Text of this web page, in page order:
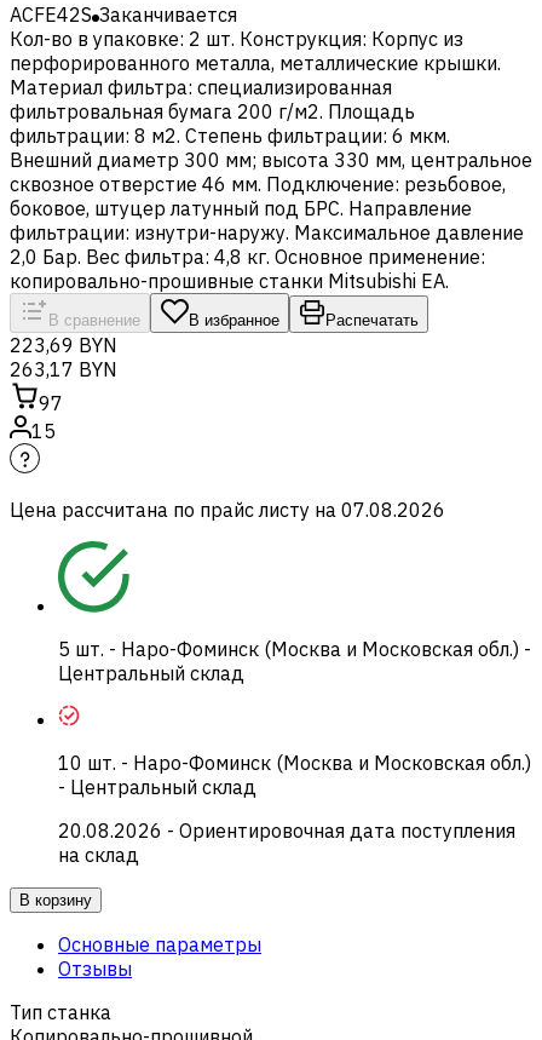
ACFE42S Заканчивается
Кол-во в упаковке: 2 шт. Конструкция: Корпус из
перфорированного металла, металлические крышки.
Материал фильтра: специализированная
фильтровальная бумага 200 г/м2. Площадь
фильтрации: 8 м2. Степень фильтрации: 6 мкм.
Внешний диаметр 300 мм; высота 330 мм, центральное
сквозное отверстие 46 мм. Подключение: резьбовое,
боковое, штуцер латунный под БРС. Направление
фильтрации: изнутри-наружу. Максимальное давление
2,0 Бар. Вес фильтра: 4,8 кг. Основное применение:
копировально-прошивные станки Mitsubishi EA.
В сравнение В избранное Распечатать
223,69 BYN
263,17 BYN
97
15
Цена рассчитана по прайс листу на 07.08.2026
5 шт. - Наро-Фоминск (Москва и Московская обл.) -
Центральный склад
10 шт. - Наро-Фоминск (Москва и Московская обл.)
- Центральный склад
20.08.2026 - Ориентировочная дата поступления
на склад
В корзину
Основные параметры
Отзывы
Тип станка